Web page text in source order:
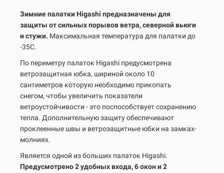
Зимние палатки Higashi предназначены для
защиты от сильных порывов ветра, северной вьюги
и стужи. Максимальная температура для палатки до
-35С.
По периметру палаток Higashi предусмотрена
ветрозащитная юбка, шириной около 10
сантиметров которую необходимо прикопать
снегом, чтобы увеличить показатели
ветроустойчивости - это поспособствует сохранению
тепла. Дополнительную защиту обеспечивают
проклеенные швы и ветрозащитные юбки на замках-
молниях.
Является одной из больших палаток Higashi.
Предусмотрено 2 удобных входа, 6 окон и 2